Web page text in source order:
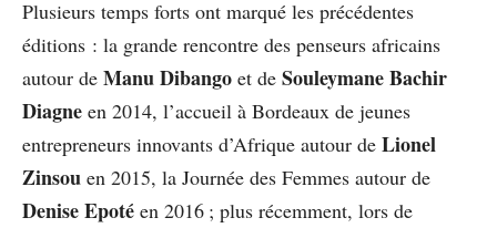
Plusieurs temps forts ont marqué les précédentes
éditions : la grande rencontre des penseurs africains
autour de Manu Dibango et de Souleymane Bachir
Diagne en 2014, l’accueil à Bordeaux de jeunes
entrepreneurs innovants d’Afrique autour de Lionel
Zinsou en 2015, la Journée des Femmes autour de
Denise Epoté en 2016 ; plus récemment, lors de